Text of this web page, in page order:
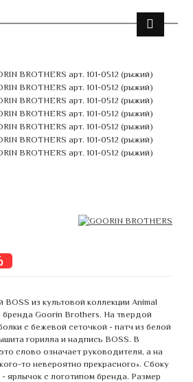
из культовой коллекции Animal
бренда Goorin Brothers. На твердой
с бежевой сеточкой - патч из белой
горилла и надпись BOSS. В
слово означает руководителя, а на
то невероятно прекрасного». Сбоку
- ярлычок с логотипом бренда. Размер